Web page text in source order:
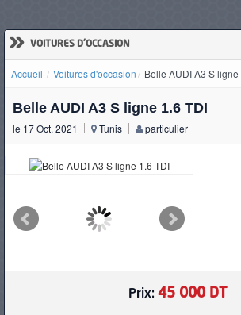
» VOITURES D'OCCASION
Accueil Voitures d'occasion Belle AUDI A3 S ligne
Belle AUDI A3 S ligne 1.6 TDI
le 17 Oct. 2021 Tunis particulier
Prix: 45 000 DT
D'OCCASION
CAMIONS
PNEUS